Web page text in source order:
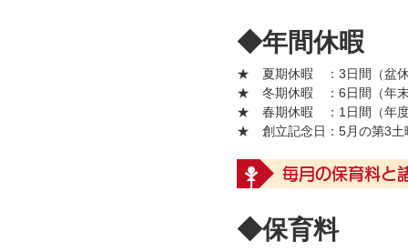
◆年間休暇
★ 夏期休暇
：3日間（盆
★ 冬期休暇
：6日間（年
★ 春期休暇
：1日間（年
★ 創立記念日 ：5月の第3
毎月の保育料と
◆保育料